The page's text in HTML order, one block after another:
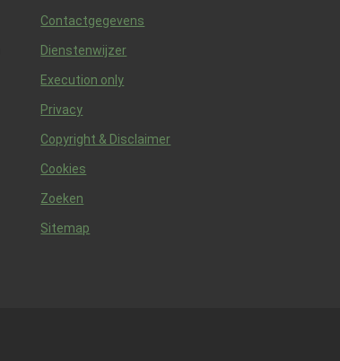
Contactgegevens
Dienstenwijzer
Execution only
Privacy
Copyright & Disclaimer
Cookies
Zoeken
Sitemap